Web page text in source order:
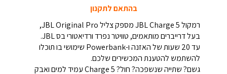
בהתאם לתקנון
רמקול JBL Charge 5 מספק צליל JBL Original Pro,
בעל דרייברים מותאמים, טוויטר נפרד ורדיאטורי בס JBL.
עד 20 שעות של האזנה ו-Powerbank שימושי בו תוכלו
להשתמש להטענת המכשירים שלכם.
גשם? שתייה שנשפכה? חול? Charge 5 עמיד למים ואבק